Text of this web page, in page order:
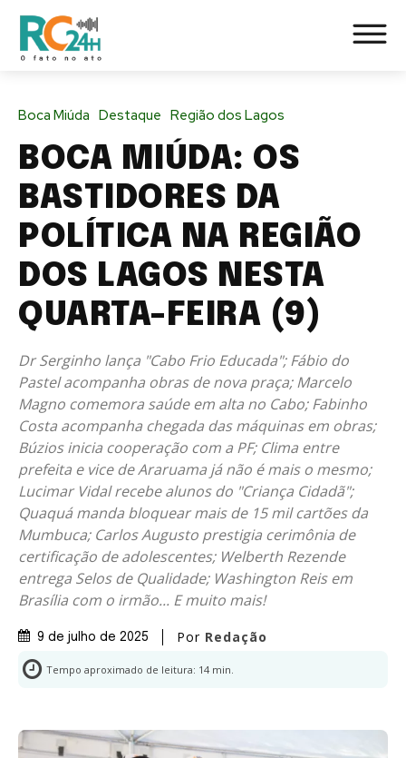
Boca Miúda Destaque Região dos Lagos
BOCA MIÚDA: OS
BASTIDORES DA
POLÍTICA NA REGIÃO
DOS LAGOS NESTA
QUARTA-FEIRA (9)
Dr Serginho lança "Cabo Frio Educada"; Fábio do
Pastel acompanha obras de nova praça; Marcelo
Magno comemora saúde em alta no Cabo; Fabinho
Costa acompanha chegada das máquinas em obras;
Búzios inicia cooperação com a PF; Clima entre
prefeita e vice de Araruama já não é mais o mesmo;
Lucimar Vidal recebe alunos do "Criança Cidadã";
Quaquá manda bloquear mais de 15 mil cartões da
Mumbuca; Carlos Augusto prestigia cerimônia de
certificação de adolescentes; Welberth Rezende
entrega Selos de Qualidade; Washington Reis em
Brasília com o irmão... E muito mais!
9 de julho de 2025 Por Redação
Tempo aproximado de leitura: 14 min.